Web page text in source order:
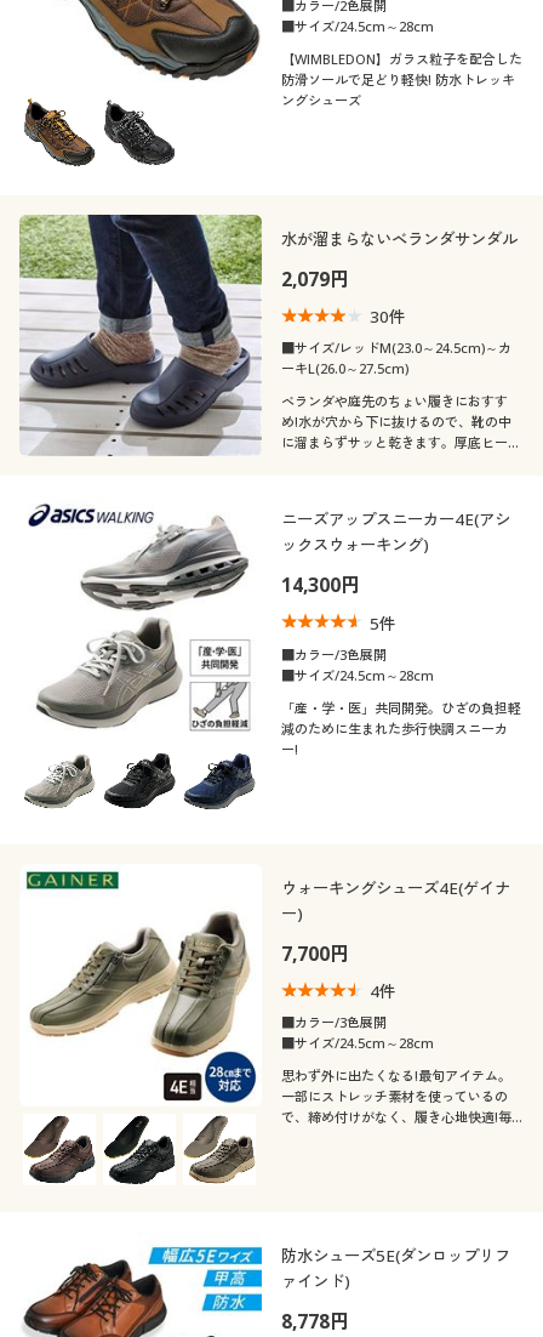
■カラー/2色展開
■サイズ/24.5cm～28cm
【WIMBLEDON】ガラス粒子を配合した
防滑ソールで足どり軽快! 防水トレッキ
ングシューズ
水が溜まらないベランダサンダル
2,079円
30件
■サイズ/レッドM(23.0～24.5cm)～カ
ーキL(26.0～27.5cm)
ベランダや庭先のちょい履きにおすす
め!水が穴から下に抜けるので、靴の中
に溜まらずサッと乾きます。厚底ヒール
ニーズアップスニーカー4E(アシ
ックスウォーキング)
14,300円
5件
■カラー/3色展開
■サイズ/24.5cm～28cm
「産・学・医」共同開発。ひざの負担軽
減のために生まれた歩行快調スニーカ
ー!
ウォーキングシューズ4E(ゲイナ
ー)
7,700円
4件
■カラー/3色展開
■サイズ/24.5cm～28cm
思わず外に出たくなる!最旬アイテム。
一部にストレッチ素材を使っているの
で、締め付けがなく、履き心地快適!毎
防水シューズ5E(ダンロップリフ
ァインド)
8,778円